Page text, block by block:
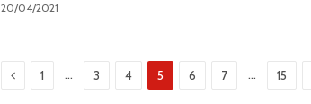
20/04/2021
Prethodni
1 … 3 4 5 6 7 … 15